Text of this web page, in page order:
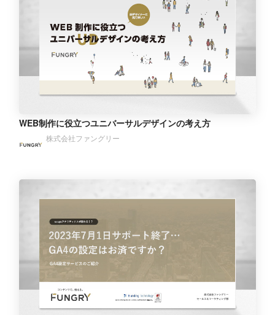
WEB制作に役立つユニバーサルデザインの考え方
株式会社ファングリー